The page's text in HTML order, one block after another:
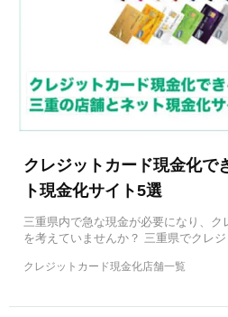
クレジットカード現金化で
ト現金化サイト5選
三重県内で急な現金が必要になり、
を考えていませんか？ 三重県でクレジ
クレジットカード現金化店舗一覧